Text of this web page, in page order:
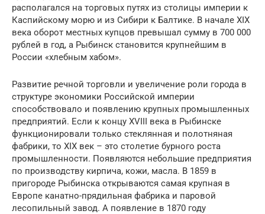
располагался на торговых путях из столицы империи к
Каспийскому морю и из Сибири к Балтике. В начале XIX
века оборот местных купцов превышал сумму в 700 000
рублей в год, а Рыбинск становится крупнейшим в
России «хлебным хабом».
Развитие речной торговли и увеличение роли города в
структуре экономики Российской империи
способствовало и появлению крупных промышленных
предприятий. Если к концу XVIII века в Рыбинске
функционировали только стеклянная и полотняная
фабрики, то XIX век – это столетие бурного роста
промышленности. Появляются небольшие предприятия
по производству кирпича, кожи, масла. В 1859 в
пригороде Рыбинска открываются самая крупная в
Европе канатно-прядильная фабрика и паровой
лесопильный завод. А появление в 1870 году